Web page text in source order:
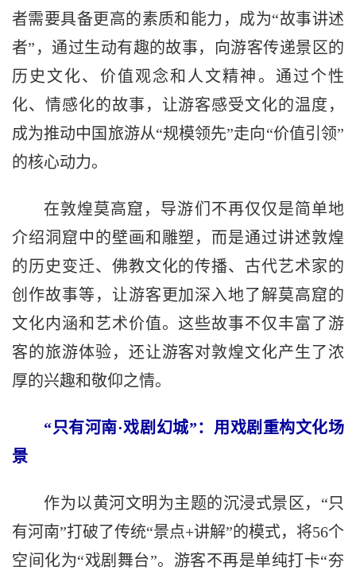
者需要具备更高的素质和能力，成为“故事讲述
者”，通过生动有趣的故事，向游客传递景区的
历史文化、价值观念和人文精神。通过个性
化、情感化的故事，让游客感受文化的温度，
成为推动中国旅游从“规模领先”走向“价值引领”
的核心动力。
在敦煌莫高窟，导游们不再仅仅是简单地
介绍洞窟中的壁画和雕塑，而是通过讲述敦煌
的历史变迁、佛教文化的传播、古代艺术家的
创作故事等，让游客更加深入地了解莫高窟的
文化内涵和艺术价值。这些故事不仅丰富了游
客的旅游体验，还让游客对敦煌文化产生了浓
厚的兴趣和敬仰之情。
“只有河南·戏剧幻城”：用戏剧重构文化场
景
作为以黄河文明为主题的沉浸式景区，“只
有河南”打破了传统“景点+讲解”的模式，将56个
空间化为“戏剧舞台”。游客不再是单纯打卡“夯